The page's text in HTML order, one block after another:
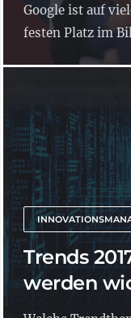
Google ist auf
festen Platz im
Trends
werden